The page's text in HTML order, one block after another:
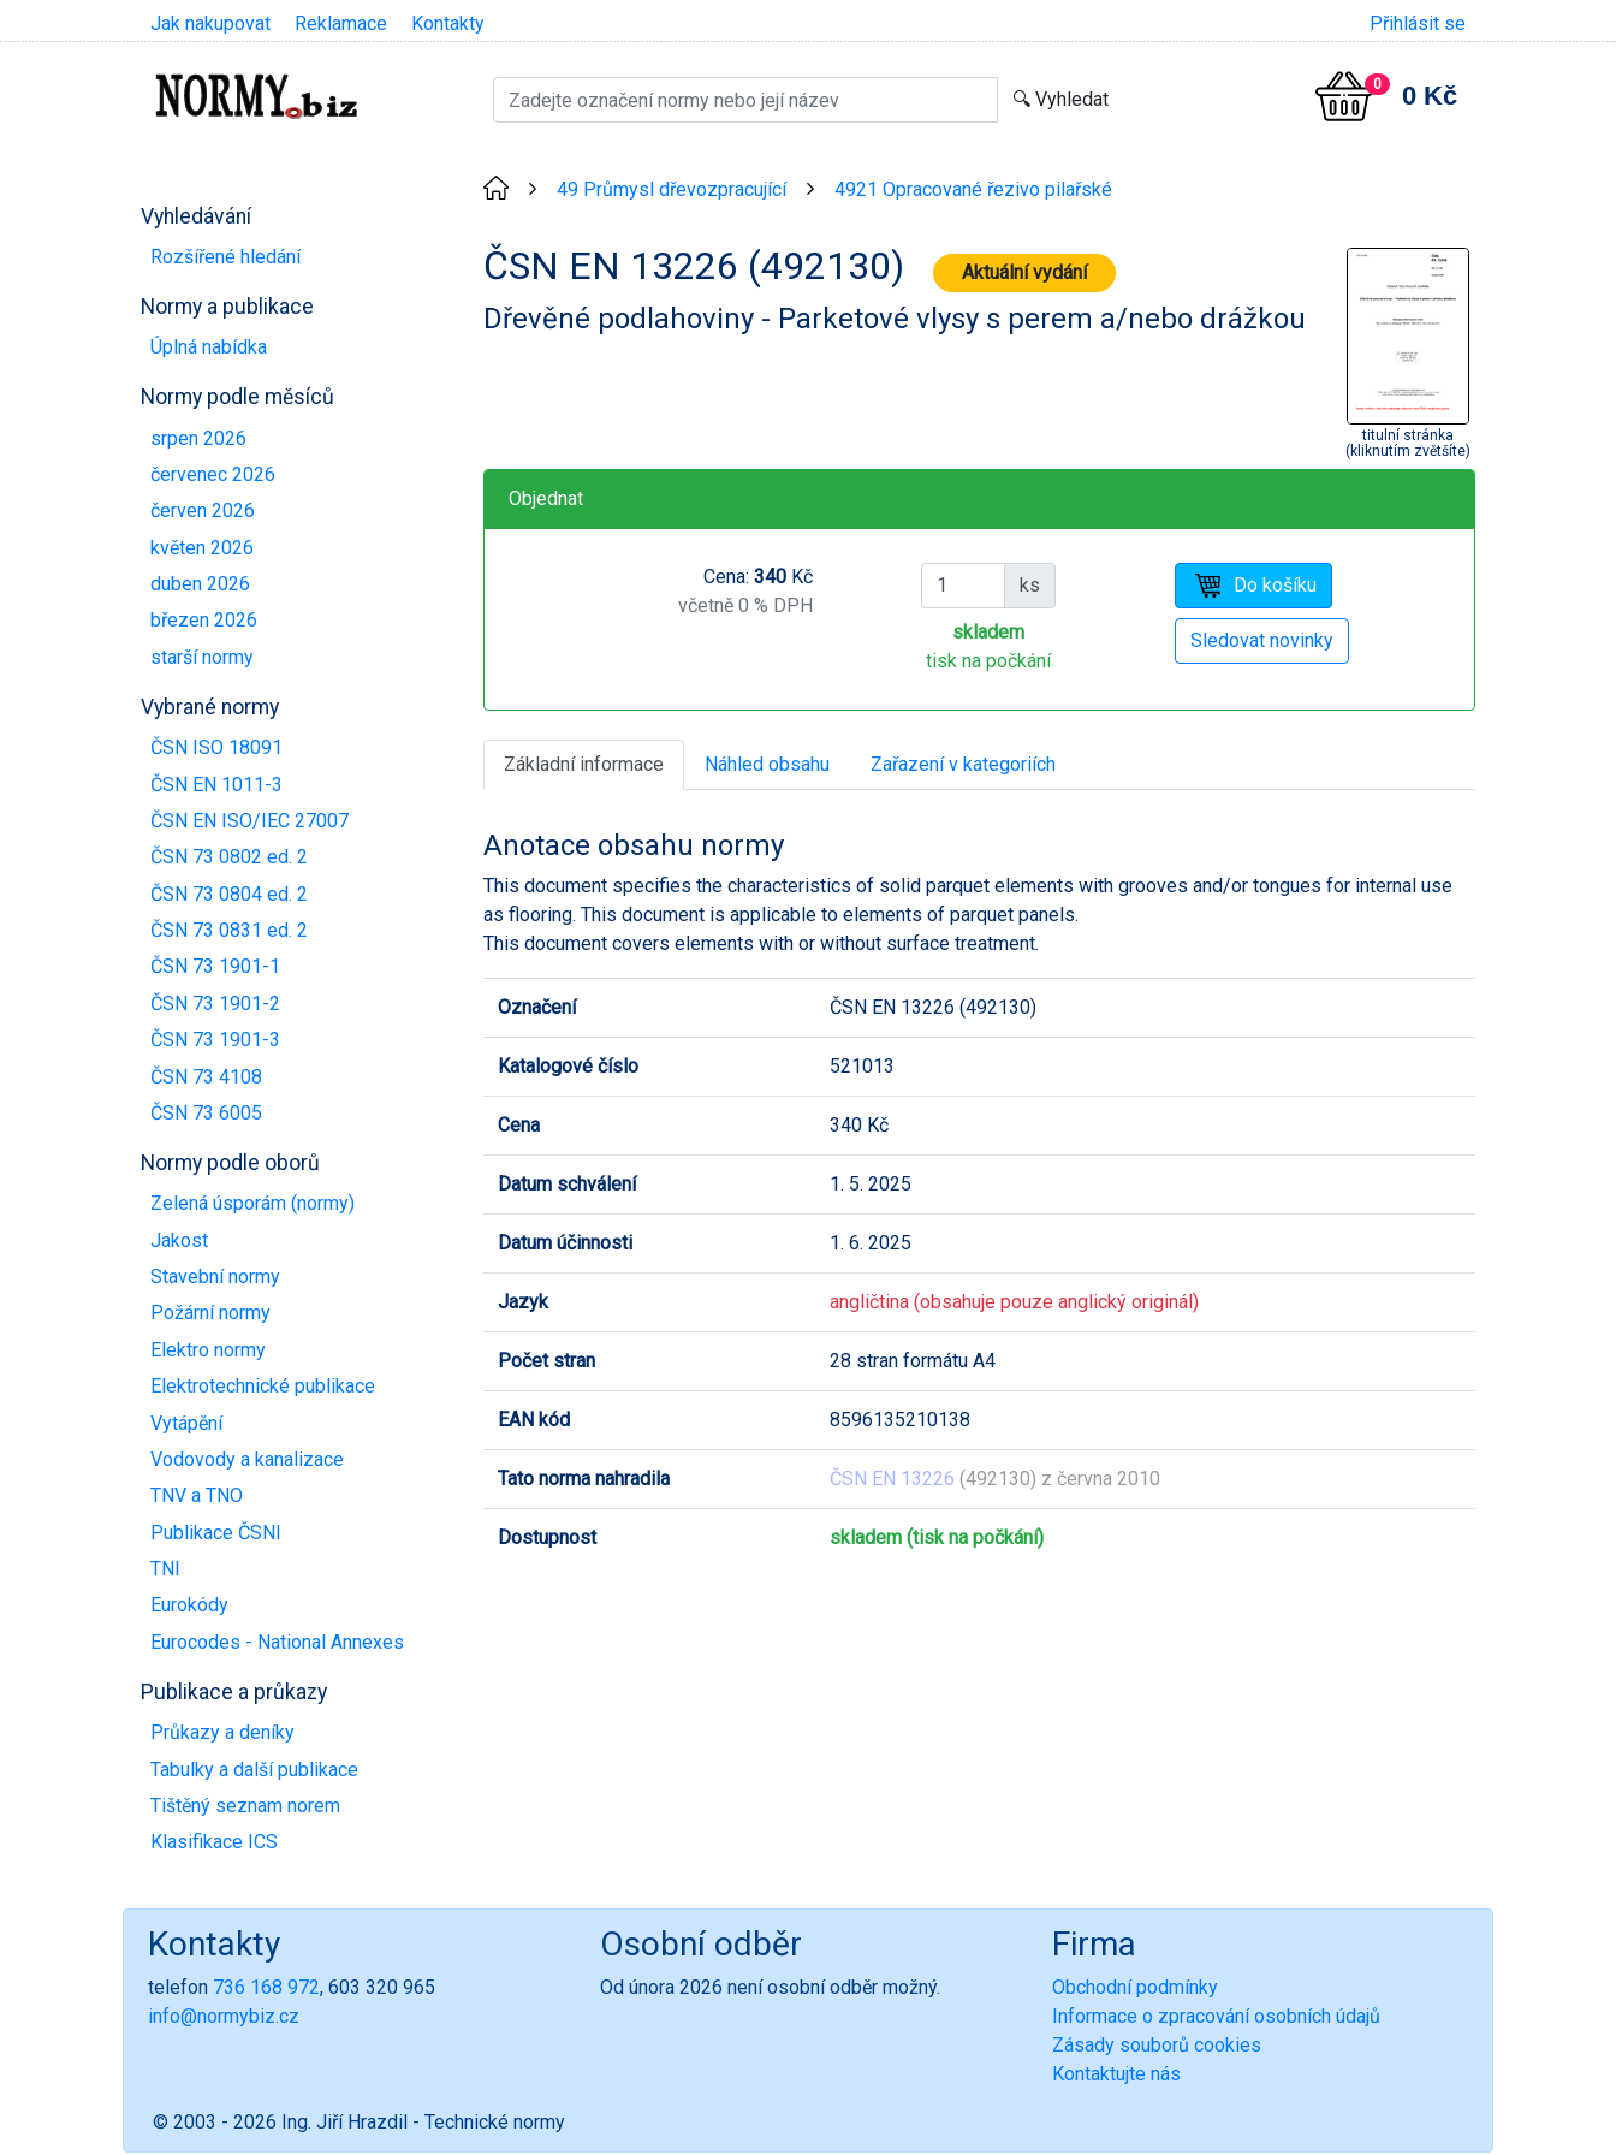
Jak nakupovat Reklamace Kontakty Přihlásit se
0 0 Kč
Vyhledávání
Rozšířené hledání
Normy a publikace
Úplná nabídka
Normy podle měsíců
srpen 2026
červenec 2026
červen 2026
květen 2026
duben 2026
březen 2026
starší normy
Vybrané normy
ČSN ISO 18091
ČSN EN 1011-3
ČSN EN ISO/IEC 27007
ČSN 73 0802 ed. 2
ČSN 73 0804 ed. 2
ČSN 73 0831 ed. 2
ČSN 73 1901-1
ČSN 73 1901-2
ČSN 73 1901-3
ČSN 73 4108
ČSN 73 6005
Normy podle oborů
Zelená úsporám (normy)
Jakost
Stavební normy
Požární normy
Elektro normy
Elektrotechnické publikace
Vytápění
Vodovody a kanalizace
TNV a TNO
Publikace ČSNI
TNI
Eurokódy
Eurocodes - National Annexes
Publikace a průkazy
Průkazy a deníky
Tabulky a další publikace
Tištěný seznam norem
Klasifikace ICS
49 Průmysl dřevozpracující 4921 Opracované řezivo pilařské
ČSN EN 13226 (492130) Aktuální vydání
Dřevěné podlahoviny - Parketové vlysy s perem a/nebo drážkou
titulní stránka
(kliknutím zvětšíte)
Objednat
Cena: 340Kč
včetně 0 % DPH
ks
skladem
tisk na počkání
Základní informace Náhled obsahu Zařazení v kategoriích
Anotace obsahu normy
This document specifies the characteristics of solid parquet elements with grooves and/or tongues for internal use
as flooring. This document is applicable to elements of parquet panels.
This document covers elements with or without surface treatment.
Označení ČSN EN 13226 (492130)
Katalogové číslo 521013
Cena 340 Kč
Datum schválení 1. 5. 2025
Datum účinnosti 1. 6. 2025
Jazyk angličtina (obsahuje pouze anglický originál)
Počet stran 28 stran formátu A4
EAN kód 8596135210138
Tato norma nahradila ČSN EN 13226 (492130) z června 2010
Dostupnost skladem (tisk na počkání)
Kontakty
telefon 736 168 972, 603 320 965
info@normybiz.cz
Osobní odběr
Od února 2026 není osobní odběr možný.
Firma
Obchodní podmínky
Informace o zpracování osobních údajů
Zásady souborů cookies
Kontaktujte nás
© 2003 - 2026 Ing. Jiří Hrazdil - Technické normy